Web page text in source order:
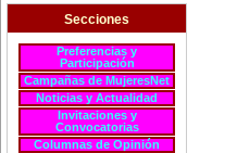
Secciones
Preferencias y
Participación
Campañas de MujeresNet
Noticias y Actualidad
Invitaciones y
Convocatorias
Columnas de Opinión